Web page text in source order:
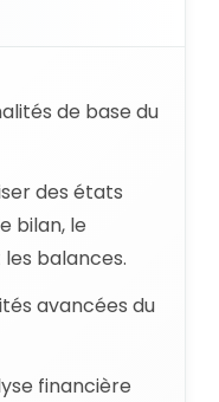
de base du
des états
bilan, le
balances.
avancées du
financière